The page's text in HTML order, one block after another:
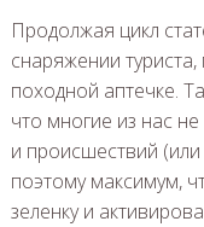
Продолжая цикл
снаряжении
походной аптечке.
что многие из нас
и происшествий
поэтому максимум,
зеленку и